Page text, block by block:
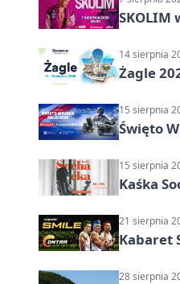
SKOLIM
14 sierpnia
Żagle
15 sierpnia
Święto
15 sierpnia
Kaśka
21 sierpnia
Kabaret
28 sierpnia